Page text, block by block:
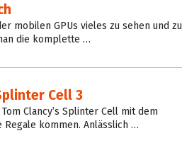
mobilen GPUs vieles zu sehen und zu
die komplette …
Cell 3
Clancy’s Splinter Cell mit dem
Regale kommen. Anlässlich …